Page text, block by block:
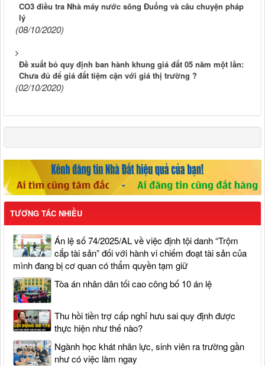
CO3 điều tra Nhà máy nước sông Đuống và câu chuyện pháp
lý
(08/10/2020)
Đề xuất bỏ quy định ban hành khung giá đất 05 năm một lần:
Chưa đủ để giá đất tiệm cận với giá thị trường ?
(02/10/2020)
TƯƠNG TÁC NHIỀU
Án lệ số 74/2025/AL về việc định tội danh “Trộm
cắp tài sản” đối với hành vi chiếm đoạt tài sản của
mình đang bị cơ quan có thẩm quyền tạm giữ
Tòa án nhân dân tối cao công bố 10 án lệ
Thu hồi tiền trợ cấp nghỉ hưu sai quy định được
thực hiện như thế nào?
Ngành học khát nhân lực, sinh viên ra trường gần
như có việc làm ngay